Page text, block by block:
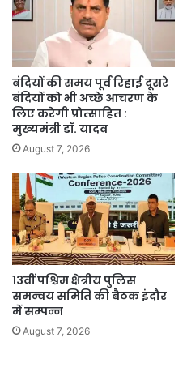
बंदियों की समय पूर्व रिहाई दूसरे
बंदियों को भी अच्छे आचरण के
लिए करेगी प्रोत्साहित :
मुख्यमंत्री डॉ. यादव
August 7, 2026
13वीं पश्चिम क्षेत्रीय पुलिस
समन्वय समिति की बैठक इंदौर
में सम्पन्न
August 7, 2026